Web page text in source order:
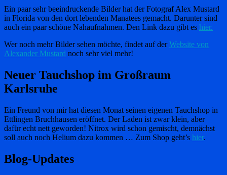
Ein paar sehr beeindruckende Bilder hat der Fotograf Alex Mustard
in Florida von den dort lebenden Manatees gemacht. Darunter sind
auch ein paar schöne Nahaufnahmen. Den Link dazu gibt es hier.
Wer noch mehr Bilder sehen möchte, findet auf derWebsite von
Alexander Mustard noch sehr viel mehr!
Neuer Tauchshop im Großraum
Karlsruhe
Ein Freund von mir hat diesen Monat seinen eigenen Tauchshop in
Ettlingen Bruchhausen eröffnet. Der Laden ist zwar klein, aber
dafür echt nett geworden! Nitrox wird schon gemischt, demnächst
soll auch noch Helium dazu kommen … Zum Shop geht’s hier.
Blog-Updates